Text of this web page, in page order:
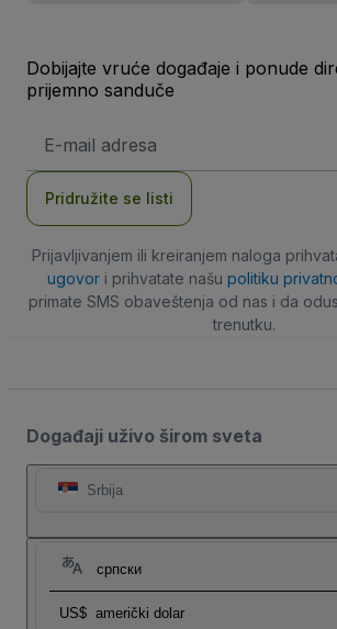
Dobijajte vruće događaje i ponude
prijemno sanduče
mail
Pridružite se listi
Prijavljivanjem ili kreiranjem naloga
ugovor i prihvatate našu politiku
primate SMS obaveštenja od nas i da
trenutku.
Događaji uživo širom sveta
Srbija
српски
US$ američki dolar